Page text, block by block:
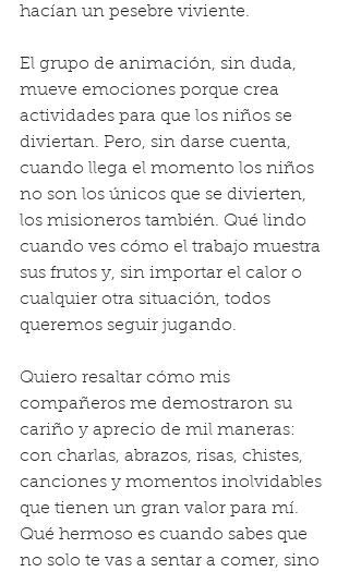
hacían un pesebre viviente.
El grupo de animación, sin duda,
mueve emociones porque crea
actividades para que los niños se
diviertan. Pero, sin darse cuenta,
cuando llega el momento los niños
no son los únicos que se divierten,
los misioneros también. Qué lindo
cuando ves cómo el trabajo muestra
sus frutos y, sin importar el calor o
cualquier otra situación, todos
queremos seguir jugando.
Quiero resaltar cómo mis
compañeros me demostraron su
cariño y aprecio de mil maneras:
con charlas, abrazos, risas, chistes,
canciones y momentos inolvidables
que tienen un gran valor para mí.
Qué hermoso es cuando sabes que
no solo te vas a sentar a comer, sino